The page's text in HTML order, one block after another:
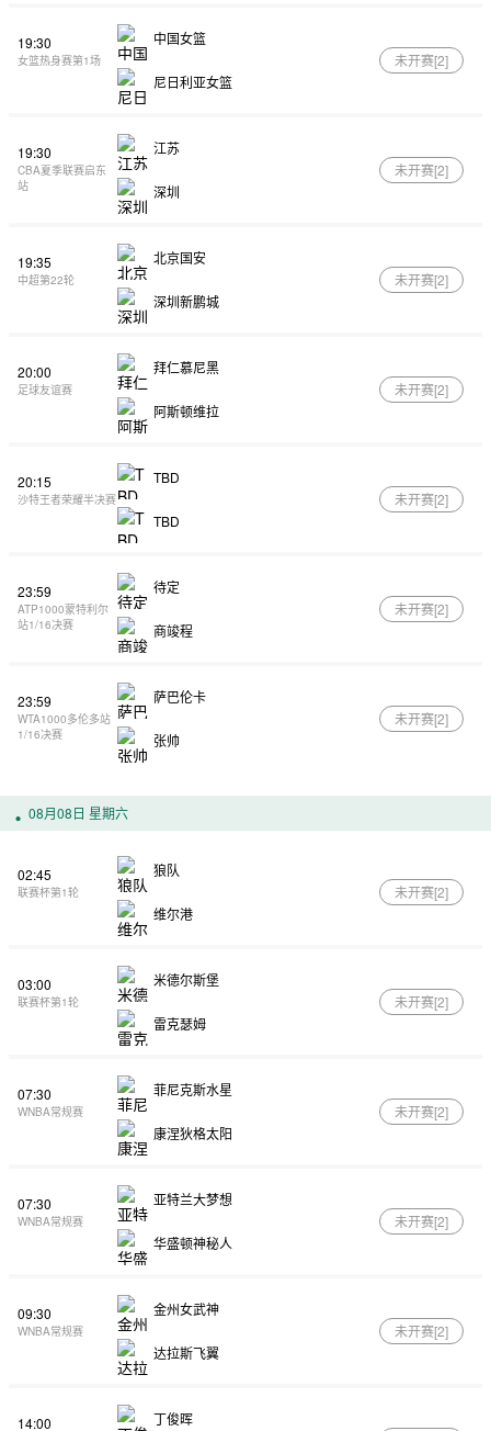
19:30
女篮热身赛第1场
中国女篮
尼日利亚女篮
未开赛[2]
19:30
CBA夏季联赛启东
站
江苏
深圳
未开赛[2]
19:35
中超第22轮
北京国安
深圳新鹏城
未开赛[2]
20:00
足球友谊赛
拜仁慕尼黑
阿斯顿维拉
未开赛[2]
20:15
沙特王者荣耀半决赛
TBD
TBD
未开赛[2]
23:59
ATP1000蒙特利尔
站1/16决赛
待定
商竣程
未开赛[2]
23:59
WTA1000多伦多站
1/16决赛
萨巴伦卡
张帅
未开赛[2]
08月08日 星期六
02:45
联赛杯第1轮
狼队
维尔港
未开赛[2]
03:00
联赛杯第1轮
米德尔斯堡
雷克瑟姆
未开赛[2]
07:30
WNBA常规赛
菲尼克斯水星
康涅狄格太阳
未开赛[2]
07:30
WNBA常规赛
亚特兰大梦想
华盛顿神秘人
未开赛[2]
09:30
WNBA常规赛
金州女武神
达拉斯飞翼
未开赛[2]
14:00 丁俊晖